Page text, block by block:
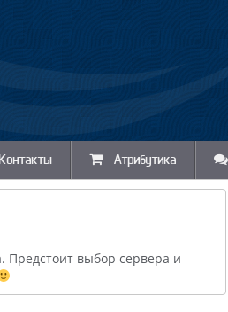
Контакты Атрибутика
Предстоит выбор сервера и